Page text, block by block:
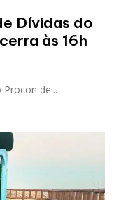
Dívidas do
às 16h
de...